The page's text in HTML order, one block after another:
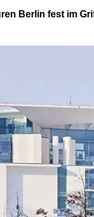
Berlin fest im